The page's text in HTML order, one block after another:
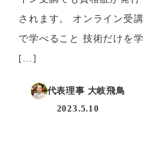
されます。 オンライン受講
で学べること 技術だけを学
[…]
代表理事 大岐飛鳥
2023.5.10